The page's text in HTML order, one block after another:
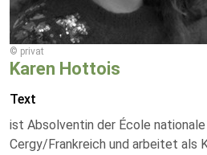
© privat
Karen Hottois
Text
ist Absolventin der École nationale
Cergy/Frankreich und arbeitet als